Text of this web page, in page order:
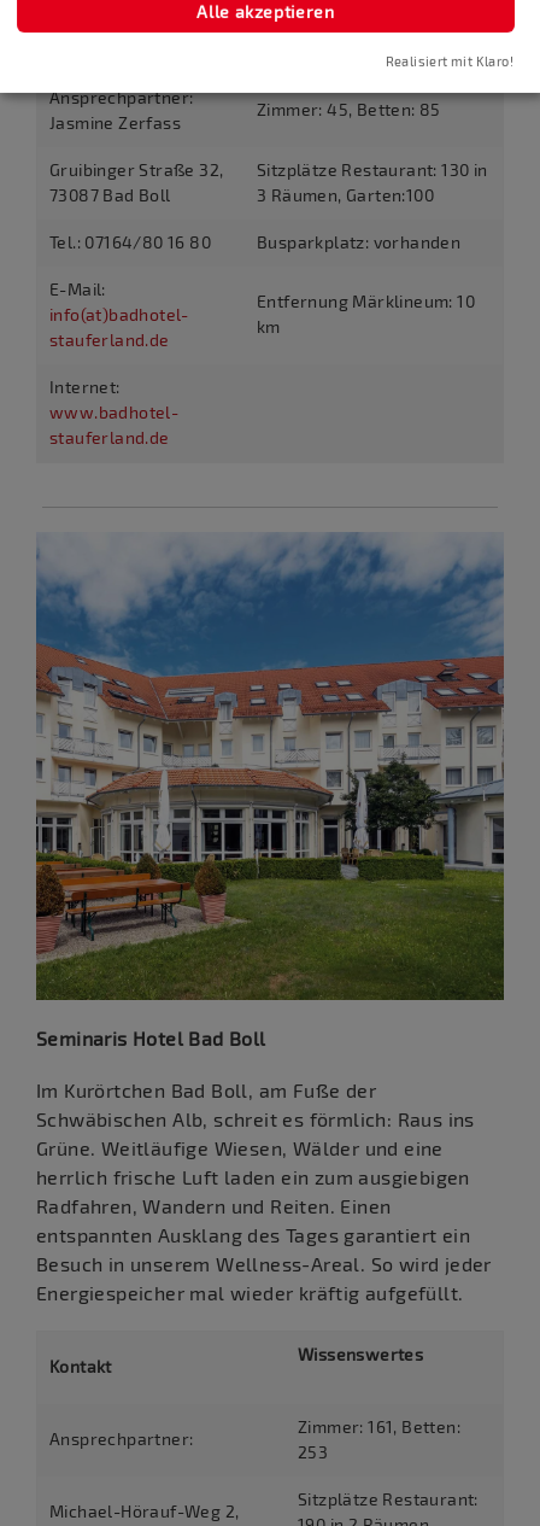
Kontakt
Wissenswertes
Ansprechpartner:
Jasmine Zerfass
Zimmer: 45, Betten: 85
Gruibinger Straße 32,
73087 Bad Boll
Sitzplätze Restaurant: 130 in
3 Räumen, Garten:100
Tel.: 07164/80 16 80 Busparkplatz: vorhanden
E-Mail:
info(at)badhotel-
stauferland.de
Entfernung Märklineum: 10
km
Internet:
www.badhotel-
stauferland.de
Seminaris Hotel Bad Boll
Im Kurörtchen Bad Boll, am Fuße der
Schwäbischen Alb, schreit es förmlich: Raus ins
Grüne. Weitläufige Wiesen, Wälder und eine
herrlich frische Luft laden ein zum ausgiebigen
Radfahren, Wandern und Reiten. Einen
entspannten Ausklang des Tages garantiert ein
Besuch in unserem Wellness-Areal. So wird jeder
Energiespeicher mal wieder kräftig aufgefüllt.
Kontakt
Wissenswertes
Ansprechpartner:
Zimmer: 161, Betten:
253
Michael-Hörauf-Weg 2,
Sitzplätze Restaurant:
Alle akzeptieren
Realisiert mit Klaro!